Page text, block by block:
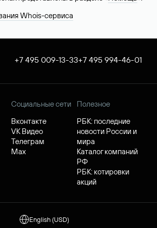
Whois-сервиса
+7 495 009-13-33+7 495 994-46-01
Социальные сети
Вконтакте
VK Видео
Телеграм
Max
Полезное
РБК: последние
новости России и
мира
Каталог компаний
РФ
РБК: котировки
акций
English (USD)